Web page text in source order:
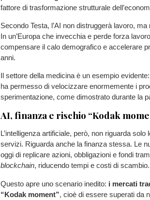
fattore di trasformazione strutturale
Secondo Testa, l’AI non distruggerà lavoro, ma
In un’Europa che invecchia e perde forza
compensare il calo demografico e accelerare
anni.
Il settore della medicina è un esempio
ha permesso di velocizzare enormemente i
sperimentazione, come dimostrato durante la
AI, finanza e rischio “Kodak
L’intelligenza artificiale, però, non riguarda
servizi. Riguarda anche la finanza stessa. Le
oggi di replicare azioni, obbligazioni e fondi
blockchain, riducendo tempi e costi di scambio.
Questo apre uno scenario inedito: i mercati
“Kodak moment”, cioè di essere superati da